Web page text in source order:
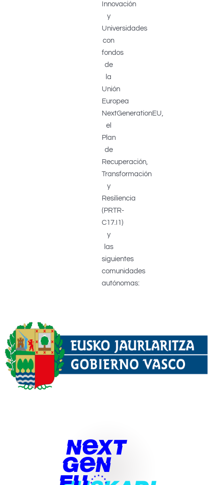
Innovación
y
Universidades
con
fondos
de
la
Unión
Europea
NextGenerationEU,
el
Plan
de
Recuperación,
Transformación
y
Resiliencia
(PRTR-
C17.I1)
y
las
siguientes
comunidades
autónomas: